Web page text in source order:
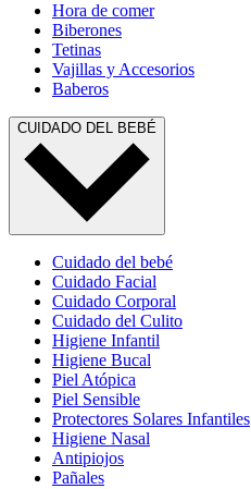
Hora de comer
Biberones
Tetinas
Vajillas y Accesorios
Baberos
CUIDADO DEL BEBÉ
Cuidado del bebé
Cuidado Facial
Cuidado Corporal
Cuidado del Culito
Higiene Infantil
Higiene Bucal
Piel Atópica
Piel Sensible
Protectores Solares Infantiles
Higiene Nasal
Antipiojos
Pañales